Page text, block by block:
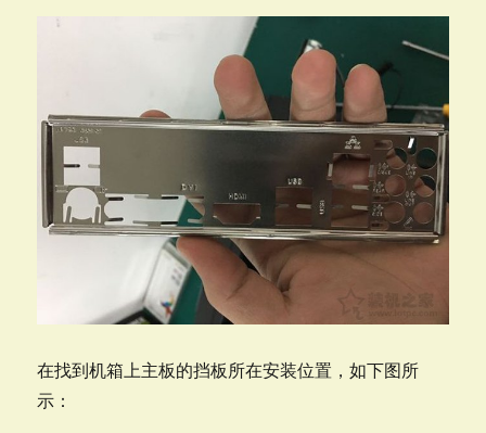
在找到机箱上主板的挡板所在安装位置，如下图所
示：